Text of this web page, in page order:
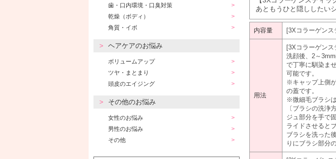
歯・口内環境・口臭対策
乾燥（ボディ）
角質・イボ
ヘアケアのお悩み
ボリュームアップ
ツヤ・まとまり
頭皮のエイジング
その他のお悩み
女性のお悩み
男性のお悩み
その他
あともうひと隠ししたい
内容量 [3Xコラーゲン
用法
[3Xコラーゲン
洗顔後、2～
で丁寧に馴染ま
可能です。
※キャップ上側
の蓋です。
※微細毛ブラシ
〔ブラシの洗浄
ジュ部分を手で
ライドさせると
ブラシを洗った
りにブラシ部分